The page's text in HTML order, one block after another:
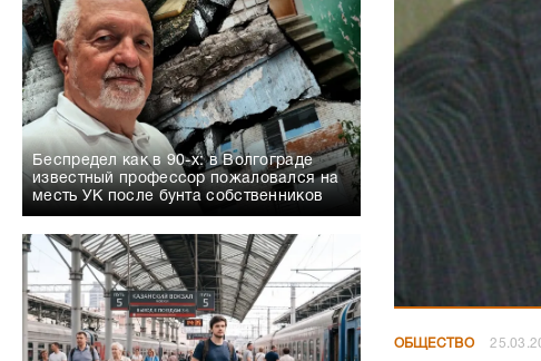
Беспредел как в 90-х: в Волгограде
известный профессор пожаловался на
месть УК после бунта собственников
ОБЩЕСТВО